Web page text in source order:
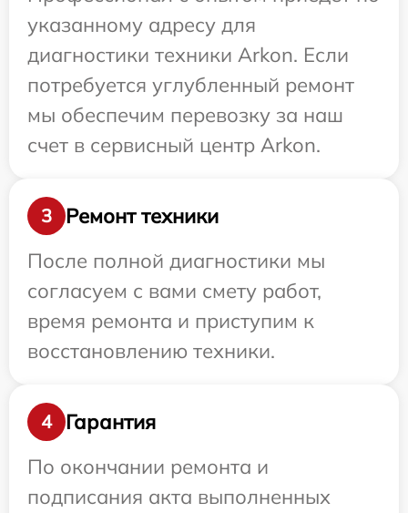
указанному адресу для
диагностики техники Arkon. Если
потребуется углубленный ремонт
мы обеспечим перевозку за наш
счет в сервисный центр Arkon.
3
Ремонт техники
После полной диагностики мы
согласуем с вами смету работ,
время ремонта и приступим к
восстановлению техники.
4
Гарантия
По окончании ремонта и
подписания акта выполненных